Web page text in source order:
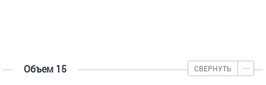
Объем 15 СВЕРНУТЬ